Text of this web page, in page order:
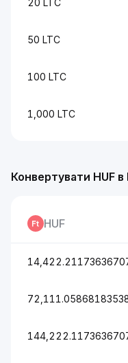
20 LTC
50 LTC
100 LTC
1,000 LTC
Конвертувати HUF в
HUF